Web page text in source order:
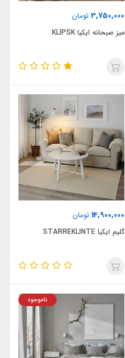
3,750,000 تومان
میز صبحانه ایکیا KLIPSK
14,900,000 تومان
گلیم ایکیا STARREKLINTE
ناموجود